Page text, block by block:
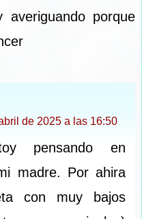
averiguando porque
de 2025 a las 16:50
pensando en
madre. Por ahira
con muy bajos